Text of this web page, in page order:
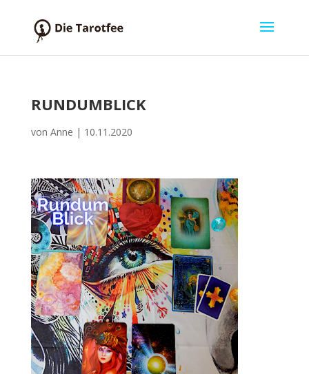
RUNDUMBLICK
von Anne | 10.11.2020